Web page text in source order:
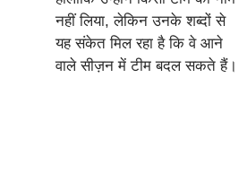
नहीं लिया, लेकिन उनके शब्दों से
यह संकेत मिल रहा है कि वे आने
वाले सीज़न में टीम बदल सकते हैं।